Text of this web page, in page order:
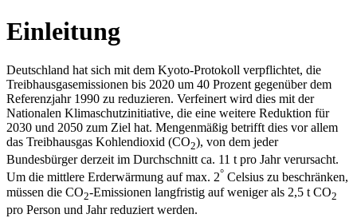
Einleitung
Deutschland hat sich mit dem Kyoto-Protokoll verpflichtet, die
Treibhausgasemissionen bis 2020 um 40 Prozent gegenüber dem
Referenzjahr 1990 zu reduzieren. Verfeinert wird dies mit der
Nationalen Klimaschutzinitiative, die eine weitere Reduktion für
2030 und 2050 zum Ziel hat. Mengenmäßig betrifft dies vor allem
das Treibhausgas Kohlendioxid (CO2), von dem jeder
Bundesbürger derzeit im Durchschnitt ca. 11 t pro Jahr verursacht.
Um die mittlere Erderwärmung auf max. 2° Celsius zu beschränken,
müssen die CO2-Emissionen langfristig auf weniger als 2,5 t CO2
pro Person und Jahr reduziert werden.